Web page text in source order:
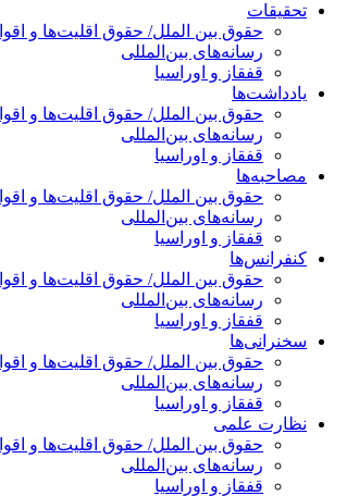
تحقیقات
حقوق بین الملل/ حقوق اقلیت‌ها و
رسانه‌های بین‌المللی
قفقاز و اوراسیا
یادداشت‌ها
حقوق بین الملل/ حقوق اقلیت‌ها و
رسانه‌های بین‌المللی
قفقاز و اوراسیا
مصاحبه‌ها
حقوق بین الملل/ حقوق اقلیت‌ها و
رسانه‌های بین‌المللی
قفقاز و اوراسیا
کنفرانس‌ها
حقوق بین الملل/ حقوق اقلیت‌ها و
رسانه‌های بین‌المللی
قفقاز و اوراسیا
سخنرانی‌ها
حقوق بین الملل/ حقوق اقلیت‌ها و
رسانه‌های بین‌المللی
قفقاز و اوراسیا
نظارت علمی
حقوق بین الملل/ حقوق اقلیت‌ها و
رسانه‌های بین‌المللی
قفقاز و اوراسیا